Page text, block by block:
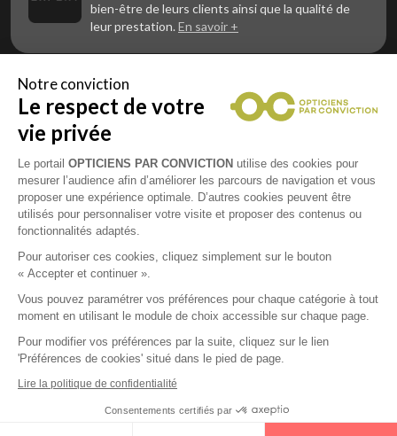
bien-être de leurs clients ainsi que la qualité de
leur prestation. En savoir +
Vous êtes un professionnel de la vue et
vous souhaitez nous rejoindre ?
Contactez Alliance Optic, la centrale d’achats et
d’accompagnement des opticiens indépendants
Contacts
2026 © Opticiens Par Conviction. Tous droits
Notre conviction
Le respect de votre
vie privée
Le portail OPTICIENS PAR CONVICTION utilise des cookies pour
mesurer l’audience afin d’améliorer les parcours de navigation et vous
proposer une expérience optimale. D’autres cookies peuvent être
utilisés pour personnaliser votre visite et proposer des contenus ou
fonctionnalités adaptés.
Pour autoriser ces cookies, cliquez simplement sur le bouton
« Accepter et continuer ».
Vous pouvez paramétrer vos préférences pour chaque catégorie à tout
moment en utilisant le module de choix accessible sur chaque page.
Pour modifier vos préférences par la suite, cliquez sur le lien
'Préférences de cookies' situé dans le pied de page.
Lire la politique de confidentialité
Consentements certifiés par